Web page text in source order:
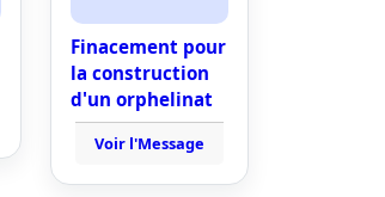
Finacement pour
la construction
d'un orphelinat
Voir l'Message